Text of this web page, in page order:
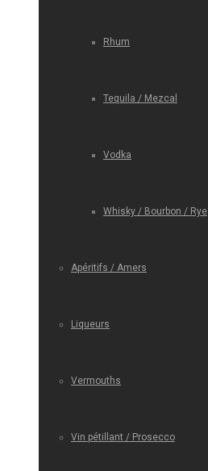
Rhum
Tequila / Mezcal
Vodka
Whisky / Bourbon / Rye
Apéritifs / Amers
Liqueurs
Vermouths
Vin pétillant / Prosecco